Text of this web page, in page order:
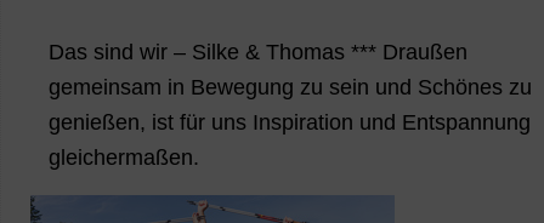
Das sind wir – Silke & Thomas *** Draußen
gemeinsam in Bewegung zu sein und Schönes zu
genießen, ist für uns Inspiration und Entspannung
gleichermaßen.